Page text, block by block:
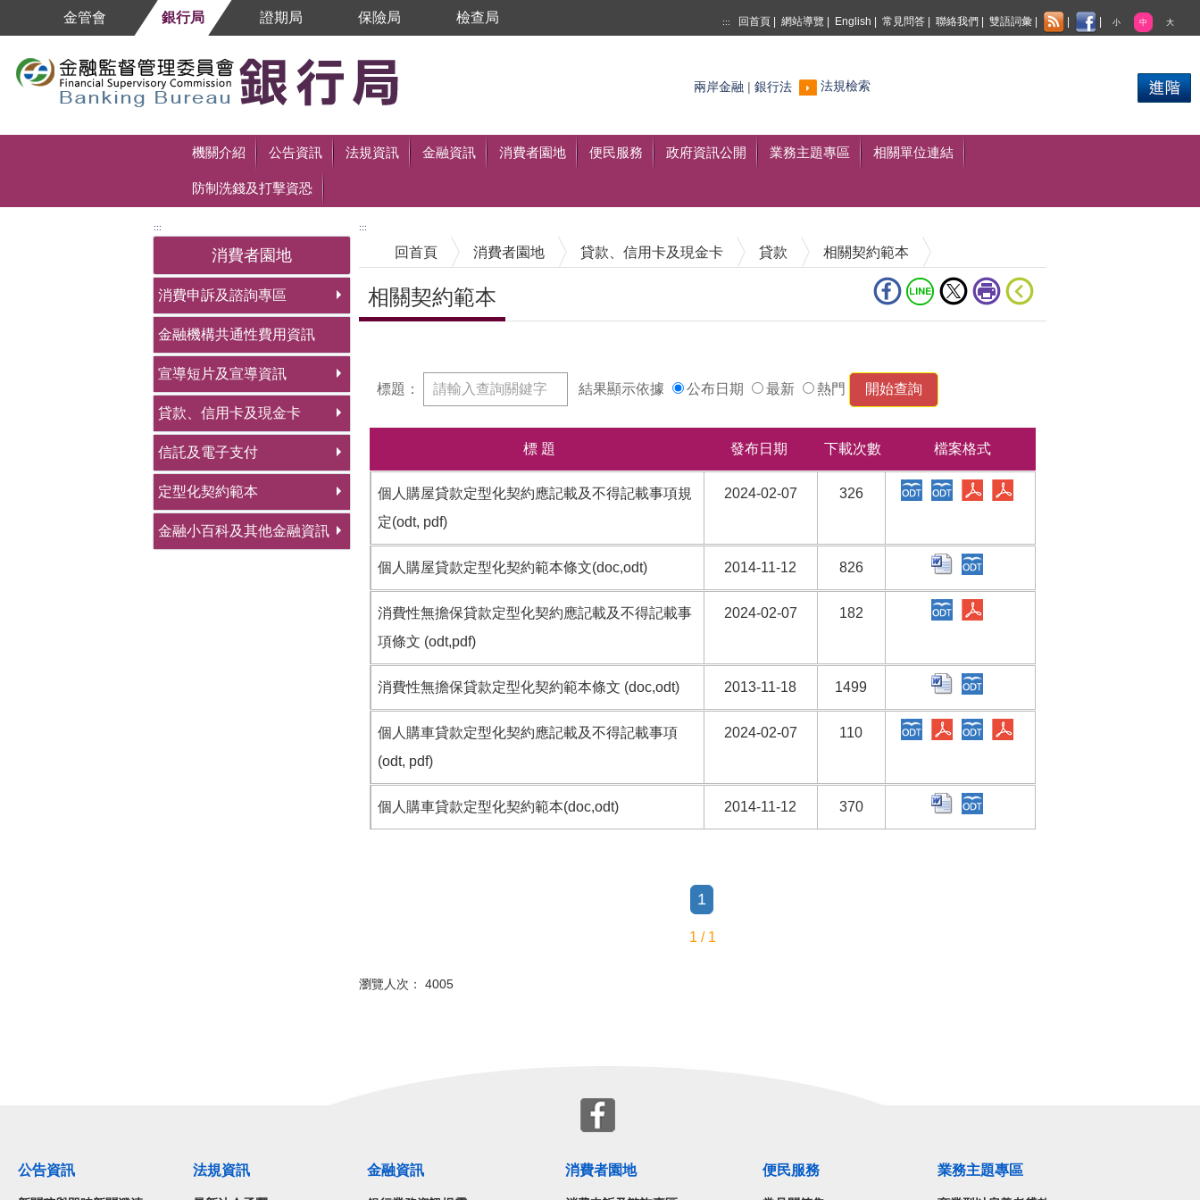
跳到主要內容區塊
金管會 銀行局 證期局 保險局 檢查局 ::: 回首頁 網站導覽 English 常見問答 聯絡我們 雙語詞彙 小 中 大
搜尋
兩岸金融 銀行法 法規檢索
機關介紹 公告資訊 法規資訊 金融資訊 消費者園地 便民服務 政府資訊公開 業務主題專區 相關單位連結
防制洗錢及打擊資恐
:::
消費者園地
消費申訴及諮詢專區
金融機構共通性費用資訊
宣導短片及宣導資訊
貸款、信用卡及現金卡
信託及電子支付
定型化契約範本
金融小百科及其他金融資訊
:::
回首頁 消費者園地 貸款、信用卡及現金卡 貸款 相關契約範本
相關契約範本
標題： 結果顯示依據 公布日期 最新 熱門
標 題 發布日期 下載次數 檔案格式
個人購屋貸款定型化契約應記載及不得記載事項規
定(odt, pdf)
2024-02-07 326
個人購屋貸款定型化契約範本條文(doc,odt) 2014-11-12 826
消費性無擔保貸款定型化契約應記載及不得記載事
項條文 (odt,pdf)
2024-02-07 182
消費性無擔保貸款定型化契約範本條文 (doc,odt) 2013-11-18 1499
個人購車貸款定型化契約應記載及不得記載事項
(odt, pdf)
2024-02-07 110
個人購車貸款定型化契約範本(doc,odt) 2014-11-12 370
1
1 / 1
瀏覽人次： 4005
公告資訊 法規資訊 金融資訊 消費者園地 便民服務 業務主題專區